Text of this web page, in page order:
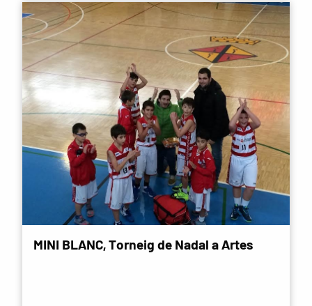
MINI BLANC, Torneig de Nadal a Artes